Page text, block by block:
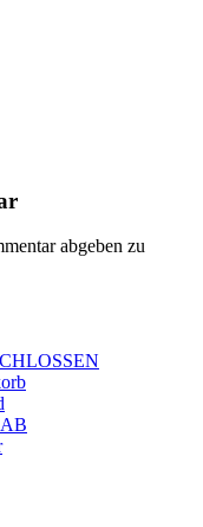
abgeben zu